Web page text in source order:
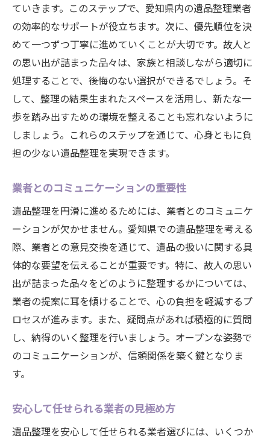
ていきます。このステップで、愛知県内の遺品整理業者
の効率的なサポートが役立ちます。次に、優先順位を決
めて一つずつ丁寧に進めていくことが大切です。故人と
の思い出が詰まった品々は、家族と相談しながら適切に
処理することで、後悔のない選択ができるでしょう。そ
して、整理の結果生まれたスペースを活用し、新たな一
歩を踏み出すための環境を整えることも忘れないように
しましょう。これらのステップを通じて、心身ともに負
担の少ない遺品整理を実現できます。
業者とのコミュニケーションの重要性
遺品整理を円滑に進めるためには、業者とのコミュニケ
ーションが欠かせません。愛知県での遺品整理を考える
際、業者との意見交換を通じて、遺品の扱いに関する具
体的な要望を伝えることが重要です。特に、故人の思い
出が詰まった品々をどのように整理するかについては、
業者の提案に耳を傾けることで、心の負担を軽減するプ
ロセスが進みます。また、疑問点があれば積極的に質問
し、納得のいく整理を行いましょう。オープンな姿勢で
のコミュニケーションが、信頼関係を築く鍵となりま
す。
安心して任せられる業者の見極め方
遺品整理を安心して任せられる業者選びには、いくつか